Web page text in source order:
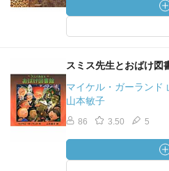
スミス先生とおばけ図
マイケル・ガーランド
山本敏子
86 3.50 5